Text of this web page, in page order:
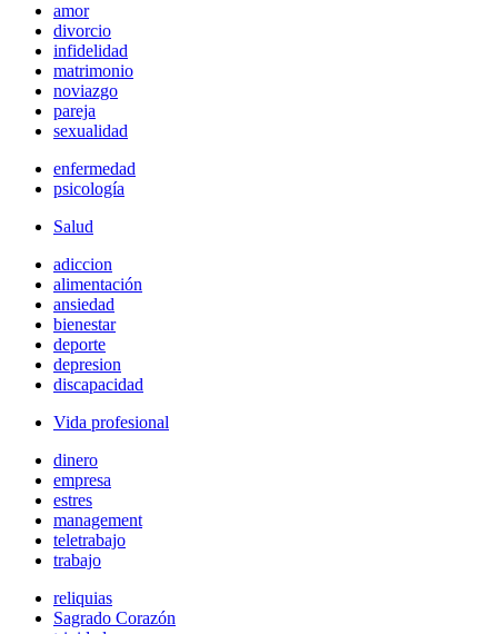
amor
divorcio
infidelidad
matrimonio
noviazgo
pareja
sexualidad
enfermedad
psicología
Salud
adiccion
alimentación
ansiedad
bienestar
deporte
depresion
discapacidad
Vida profesional
dinero
empresa
estres
management
teletrabajo
trabajo
reliquias
Sagrado Corazón